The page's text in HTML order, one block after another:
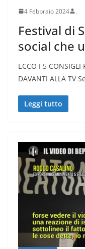
4 Febbraio 2024 .
Festival di
social che
ECCO I 5 CONSIGLI
DAVANTI ALLA TV
Leggi tutto